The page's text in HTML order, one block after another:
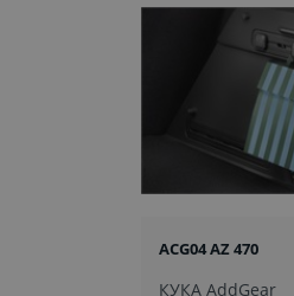
ACG04 AZ 470
КУКА AddGear